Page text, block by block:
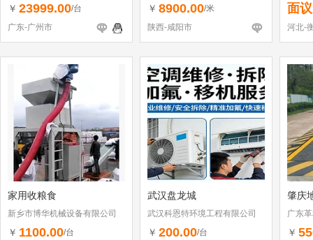
￥ 23999.00/台
广东-广州市
￥ 8900.00/米
陕西-咸阳市
面议
河北-
家用收粮食
新乡市博华机械设备有限公司
￥ 1100.00/台
武汉盘龙城
武汉科恩特环境工程有限公司
￥ 200.00/台
肇庆
广东
￥